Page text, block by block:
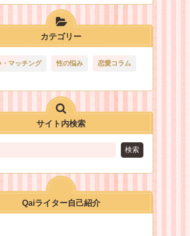
カテゴリー
・マッチング 性の悩み 恋愛コラム
サイト内検索
検索
Qaiライター自己紹介